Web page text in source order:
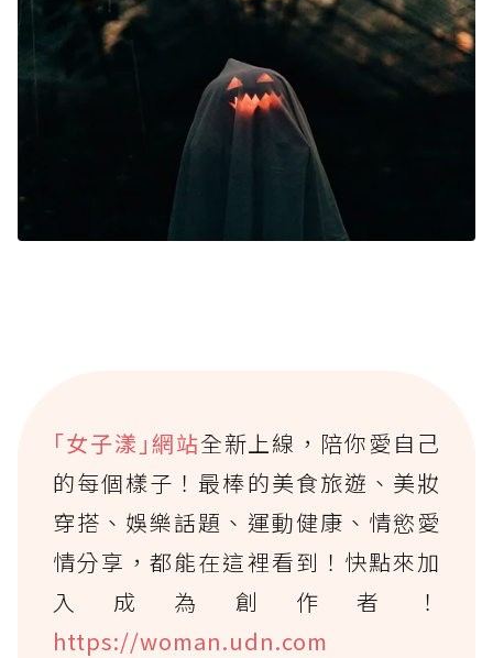
｢女子漾｣網站全新上線，陪你愛自己
的每個樣子！最棒的美食旅遊、美妝
穿搭、娛樂話題、運動健康、情慾愛
情分享，都能在這裡看到！快點來加
入成為創作者！
https://woman.udn.com